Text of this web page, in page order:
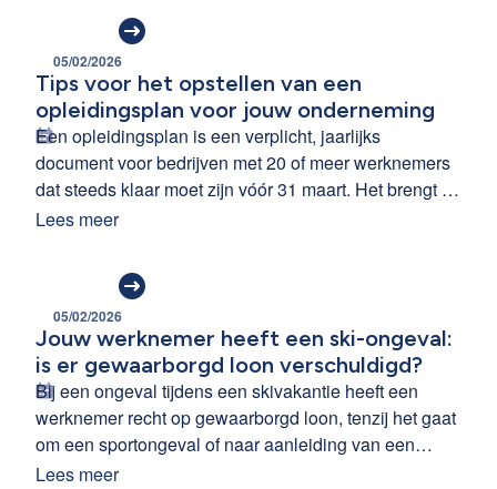
te communiceren binnen de maand na ontvangst.
05/02/2026
Tips voor het opstellen van een
opleidingsplan voor jouw onderneming
Een opleidingsplan is een verplicht, jaarlijks
document voor bedrijven met 20 of meer werknemers
dat steeds klaar moet zijn vóór 31 maart. Het brengt de
nodige competenties, budgetten en doelgroepen in
Volgende tips vergroten de impact van je
opleidingsplan.
Lees meer
05/02/2026
Jouw werknemer heeft een ski-ongeval:
is er gewaarborgd loon verschuldigd?
Bij een ongeval tijdens een skivakantie heeft een
werknemer recht op gewaarborgd loon, tenzij het gaat
om een sportongeval of naar aanleiding van een
zware fout van de werknemer. Als de
Lees meer